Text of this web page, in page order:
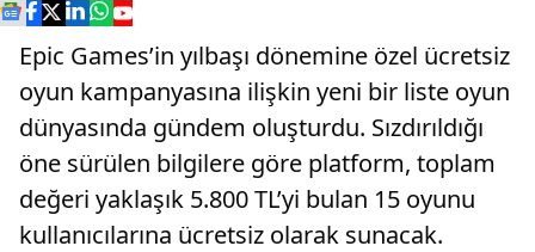
Epic Games’in yılbaşı dönemine özel ücretsiz
oyun kampanyasına ilişkin yeni bir liste oyun
dünyasında gündem oluşturdu. Sızdırıldığı
öne sürülen bilgilere göre platform, toplam
değeri yaklaşık 5.800 TL’yi bulan 15 oyunu
kullanıcılarına ücretsiz olarak sunacak.